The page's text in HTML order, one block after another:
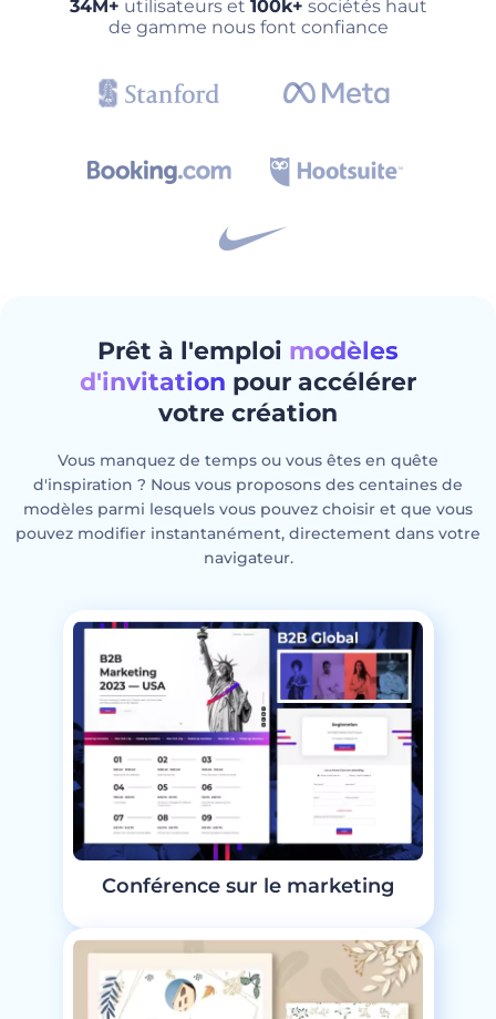
34M+ utilisateurs et 100k+ sociétés haut
de gamme nous font confiance
Prêt à l'emploi modèles
d'invitation pour accélérer
votre création
Vous manquez de temps ou vous êtes en quête
d'inspiration ? Nous vous proposons des centaines de
modèles parmi lesquels vous pouvez choisir et que vous
pouvez modifier instantanément, directement dans votre
navigateur.
Conférence sur le marketing